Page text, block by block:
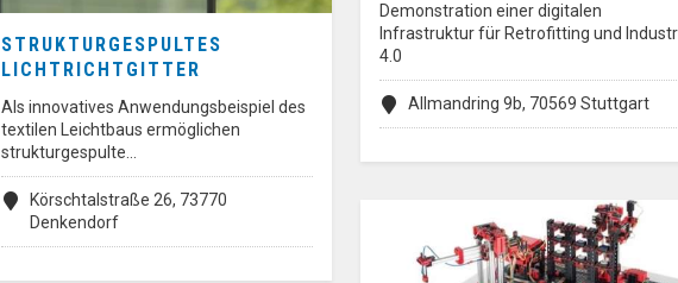
Demonstration einer digitalen
Infrastruktur für Retrofitting und
4.0
Allmandring 9b, 70569 Stuttgart
STRUKTURGESPULTES
LICHTRICHTGITTER
Als innovatives Anwendungsbeispiel des
textilen Leichtbaus ermöglichen
strukturgespulte…
Körschtalstraße 26, 73770
Denkendorf